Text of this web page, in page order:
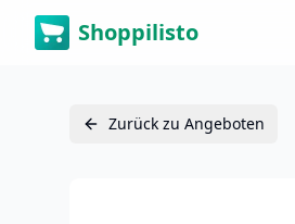
Shoppilisto
Zurück zu Angeboten